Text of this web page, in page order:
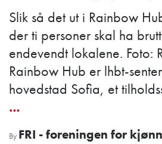
Slik så det ut i Rainbow
der ti personer skal ha
endevendt lokalene. Foto:
Rainbow Hub er lhbt-
hovedstad Sofia, et
…
By FRI - foreningen for